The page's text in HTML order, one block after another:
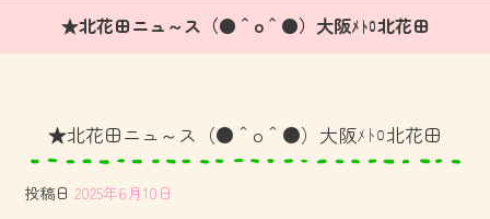
★北花田ニュ～ス（●＾o＾●）大阪ﾒﾄﾛ北花田
★北花田ニュ～ス（●＾o＾●）大阪ﾒﾄﾛ北花田
投稿日 2025年6月10日